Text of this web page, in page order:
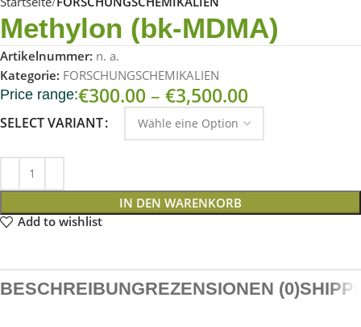
Methylon (bk-MDMA)
Artikelnummer: n. a.
Kategorie: FORSCHUNGSCHEMIKALIEN
Price range:€300.00 – €3,500.00
SELECT VARIANT
IN DEN WARENKORB
Add to wishlist
BESCHREIBUNGREZENSIONEN (0)